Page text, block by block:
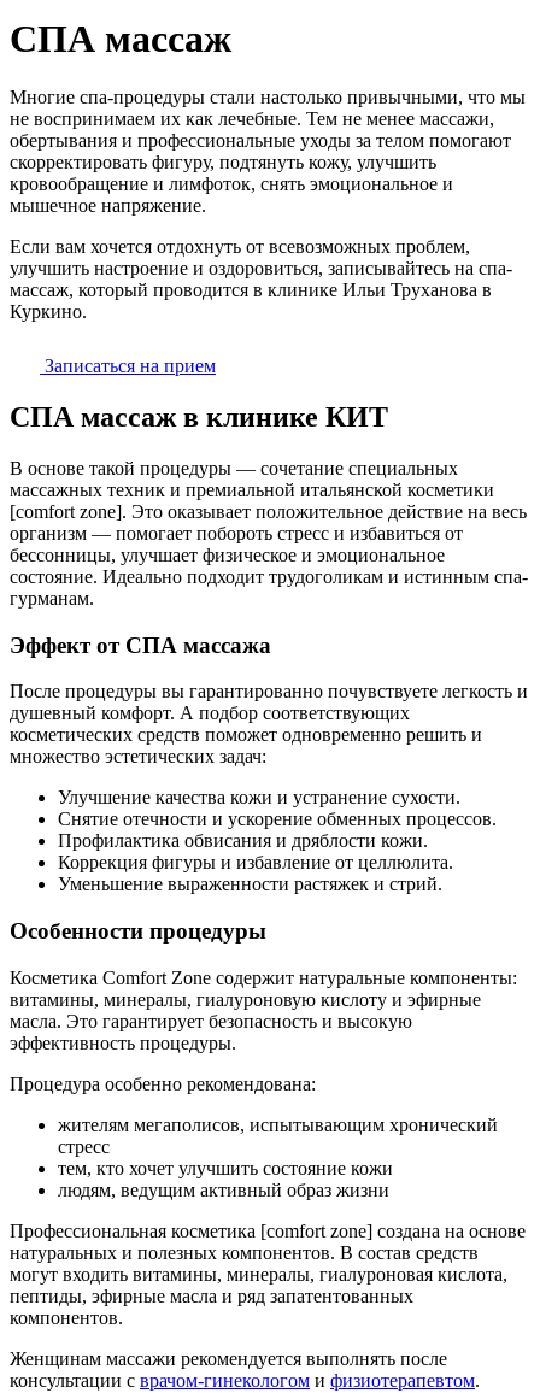
СПА массаж
Многие спа-процедуры стали настолько привычными, что мы
не воспринимаем их как лечебные. Тем не менее массажи,
обертывания и профессиональные уходы за телом помогают
скорректировать фигуру, подтянуть кожу, улучшить
кровообращение и лимфоток, снять эмоциональное и
мышечное напряжение.
Если вам хочется отдохнуть от всевозможных проблем,
улучшить настроение и оздоровиться, записывайтесь на спа-
массаж, который проводится в клинике Ильи Труханова в
Куркино.
Записаться на прием
СПА массаж в клинике КИТ
В основе такой процедуры — сочетание специальных
массажных техник и премиальной итальянской косметики
[comfort zone]. Это оказывает положительное действие на весь
организм — помогает побороть стресс и избавиться от
бессонницы, улучшает физическое и эмоциональное
состояние. Идеально подходит трудоголикам и истинным спа-
гурманам.
Эффект от СПА массажа
После процедуры вы гарантированно почувствуете легкость и
душевный комфорт. А подбор соответствующих
косметических средств поможет одновременно решить и
множество эстетических задач:
Улучшение качества кожи и устранение сухости.
Снятие отечности и ускорение обменных процессов.
Профилактика обвисания и дряблости кожи.
Коррекция фигуры и избавление от целлюлита.
Уменьшение выраженности растяжек и стрий.
Особенности процедуры
Косметика Comfort Zone содержит натуральные компоненты:
витамины, минералы, гиалуроновую кислоту и эфирные
масла. Это гарантирует безопасность и высокую
эффективность процедуры.
Процедура особенно рекомендована:
жителям мегаполисов, испытывающим хронический
стресс
тем, кто хочет улучшить состояние кожи
людям, ведущим активный образ жизни
Профессиональная косметика [comfort zone] создана на основе
натуральных и полезных компонентов. В состав средств
могут входить витамины, минералы, гиалуроновая кислота,
пептиды, эфирные масла и ряд запатентованных
компонентов.
Женщинам массажи рекомендуется выполнять после
консультации с врачом-гинекологом и физиотерапевтом.